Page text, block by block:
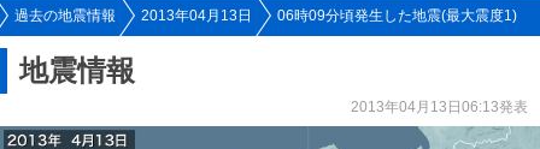
過去の地震情報 2013年04月13日 06時09分頃発生した地震(最大震度1)
地震情報
2013年04月13日06:13発表